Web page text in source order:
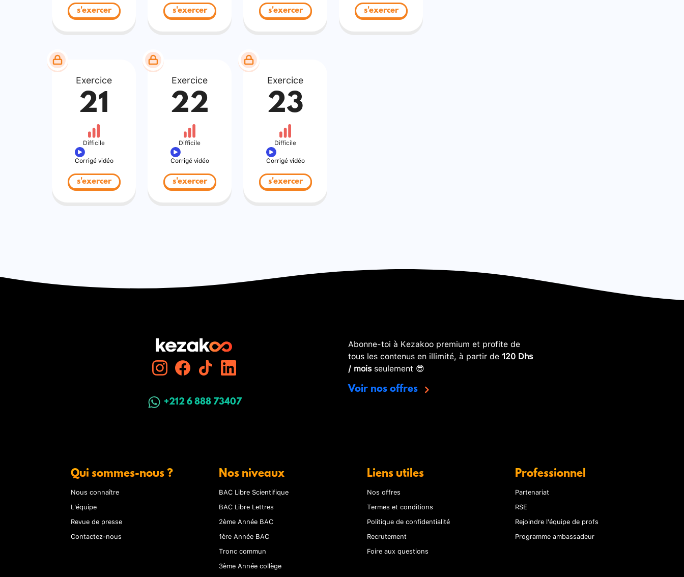
s'exercer s'exercer s'exercer s'exercer
Exercice
21
Difficile
Corrigé vidéo
s'exercer
Exercice
22
Difficile
Corrigé vidéo
s'exercer
Exercice
23
Difficile
Corrigé vidéo
s'exercer
+212 6 888 73407
Abonne-toi à Kezakoo premium et profite de
tous les contenus en illimité, à partir de 120 Dhs
/ moisseulement 😎
Voir nos offres
Qui sommes-nous ?
Nous connaître
L'équipe
Revue de presse
Contactez-nous
Nos niveaux
BAC Libre Scientifique
BAC Libre Lettres
2ème Année BAC
1ère Année BAC
Tronc commun
3ème Année collège
Liens utiles
Nos offres
Termes et conditions
Politique de confidentialité
Recrutement
Foire aux questions
Professionnel
Partenariat
RSE
Rejoindre l'équipe de profs
Programme ambassadeur